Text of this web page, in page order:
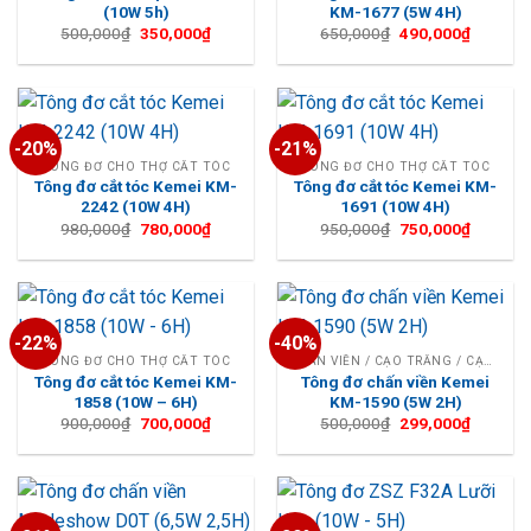
(10W 5h)
500,000₫ Giá
là:
350,000₫Giá
hiện
tại
350,000₫.
KM-1677 (5W 4H)
650,000₫ Giá
là:
490,000₫Giá
hiện
tại
-20%
TÔNG ĐƠ CHO THỢ CẮT TÓC
Tông đơ cắt tóc Kemei KM-
2242 (10W 4H)
980,000₫ Giá
là:
780,000₫Giá
hiện
tại
780,000₫.
-21%
TÔNG ĐƠ CHO THỢ CẮT TÓC
Tông đơ cắt tóc Kemei KM-
1691 (10W 4H)
950,000₫ Giá
là:
750,000₫Giá
hiện
tại
-22%
TÔNG ĐƠ CHO THỢ CẮT TÓC
Tông đơ cắt tóc Kemei KM-
1858 (10W – 6H)
900,000₫ Giá
là:
700,000₫Giá
hiện
tại
700,000₫.
-40%
Tông đơ chấn viền Kemei
KM-1590 (5W 2H)
500,000₫ Giá
là:
299,000₫Giá
hiện
tại